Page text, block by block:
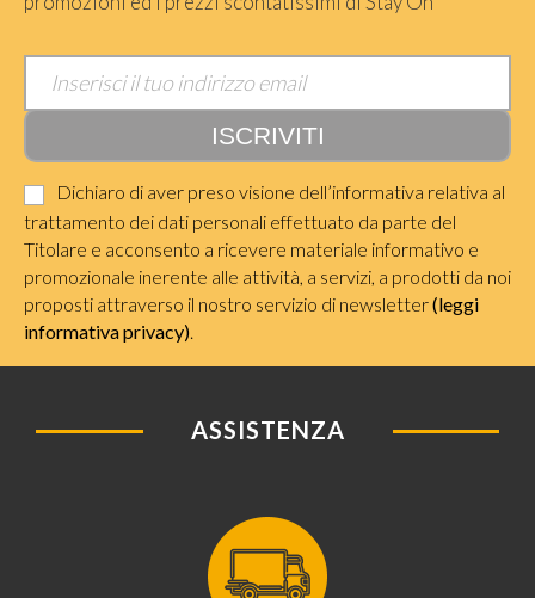
Dichiaro di aver preso visione dell’informativa relativa al
trattamento dei dati personali effettuato da parte del
Titolare e acconsento a ricevere materiale informativo e
promozionale inerente alle attività, a servizi, a prodotti da noi
proposti attraverso il nostro servizio di newsletter(leggi
informativa privacy).
ASSISTENZA